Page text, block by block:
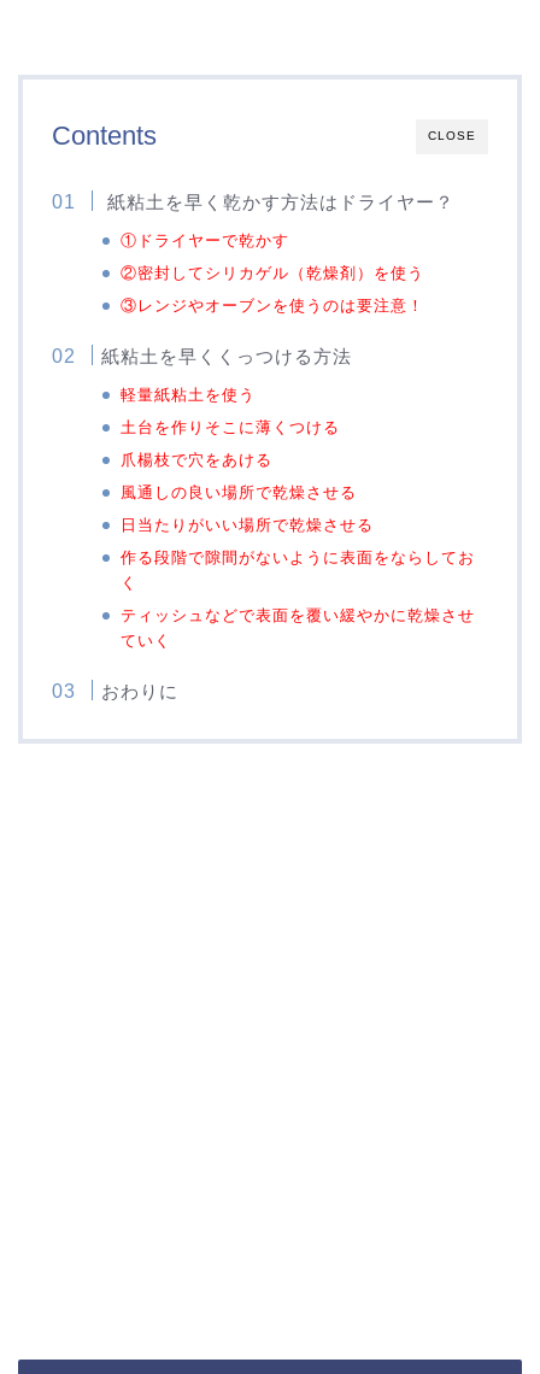
CLOSE
Contents
紙粘土を早く乾かす方法はドライヤー？
①ドライヤーで乾かす
②密封してシリカゲル（乾燥剤）を使う
③レンジやオーブンを使うのは要注意！
紙粘土を早くくっつける方法
軽量紙粘土を使う
土台を作りそこに薄くつける
爪楊枝で穴をあける
風通しの良い場所で乾燥させる
日当たりがいい場所で乾燥させる
作る段階で隙間がないように表面をならしてお
く
ティッシュなどで表面を覆い緩やかに乾燥させ
ていく
おわりに